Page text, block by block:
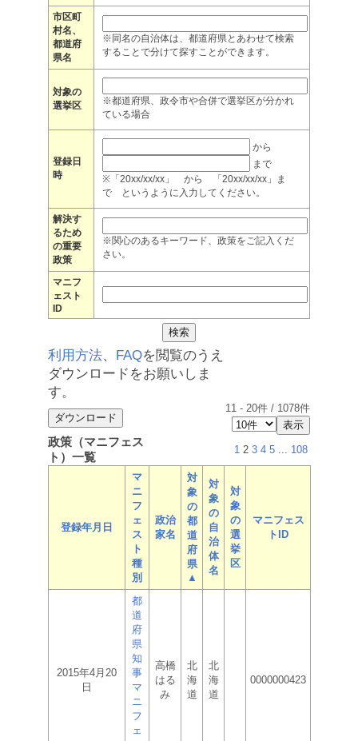
市区町
村名、
都道府
県名
※同名の自治体は、都道府県とあわせて検索
することで分けて探すことができます。
対象の
選挙区
※都道府県、政令市や合併で選挙区が分かれ
ている場合
登録日
時
から
まで
※「20xx/xx/xx」 から 「20xx/xx/xx」ま
で というように入力してください。
解決す
るため
の重要
政策
※関心のあるキーワード、政策をご記入くだ
さい。
マニフ
ェスト
ID
利用方法、 FAQを閲覧のうえ
ダウンロードをお願いしま
す。
11 - 20件 / 1078件
政策（マニフェス
ト）一覧
1 2 3 4 5 ... 108
登録年月日
マ
ニ
フ
ェ
ス
ト
種
別
政治
家名
対
象
の
都
道
府
県
▲
対
象
の
自
治
体
名
対
象
の
選
挙
区
マニフェス
トID
2015年4月20
日
都
道
府
県
知
事
マ
ニ
フ
ェ
高橋
はる
み
北
海
道
北
海
道
0000000423